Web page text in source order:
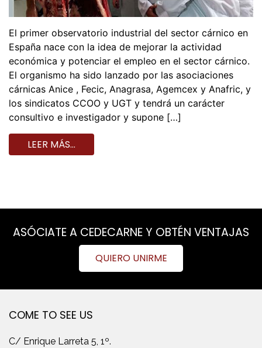
El primer observatorio industrial del sector cárnico en
España nace con la idea de mejorar la actividad
económica y potenciar el empleo en el sector cárnico.
El organismo ha sido lanzado por las asociaciones
cárnicas Anice , Fecic, Anagrasa, Agemcex y Anafric, y
los sindicatos CCOO y UGT y tendrá un carácter
consultivo e investigador y supone […]
LEER MÁS…
ASÓCIATE A CEDECARNE Y OBTÉN VENTAJAS
QUIERO UNIRME
COME TO SEE US
C/ Enrique Larreta 5, 1º.